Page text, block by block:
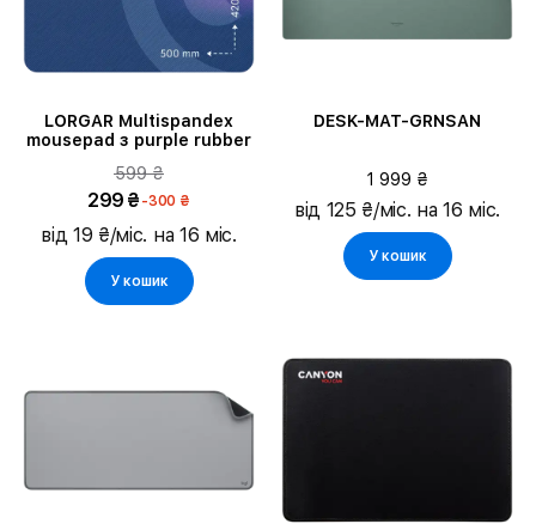
LORGAR Multispandex
mousepad з purple rubber
599 ₴
299 ₴ -300 ₴
від 19 ₴/міс. на 16 міс.
У кошик
DESK-MAT-GRNSAN
1 999 ₴
від 125 ₴/міс. на 16 міс.
У кошик